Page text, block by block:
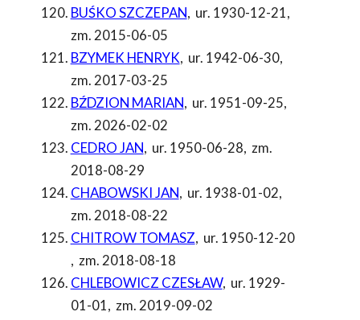
BUŚKO SZCZEPAN, ur. 1930-12-21,
zm. 2015-06-05
BZYMEK HENRYK, ur. 1942-06-30,
zm. 2017-03-25
BŹDZION MARIAN, ur. 1951-09-25,
zm. 2026-02-02
CEDRO JAN, ur. 1950-06-28, zm.
2018-08-29
CHABOWSKI JAN, ur. 1938-01-02,
zm. 2018-08-22
CHITROW TOMASZ, ur. 1950-12-20
, zm. 2018-08-18
CHLEBOWICZ CZESŁAW, ur. 1929-
01-01, zm. 2019-09-02